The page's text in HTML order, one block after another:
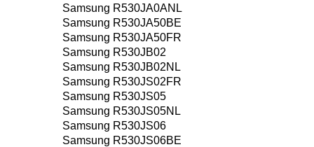
Samsung R530JA0ANL
Samsung R530JA50BE
Samsung R530JA50FR
Samsung R530JB02
Samsung R530JB02NL
Samsung R530JS02FR
Samsung R530JS05
Samsung R530JS05NL
Samsung R530JS06
Samsung R530JS06BE